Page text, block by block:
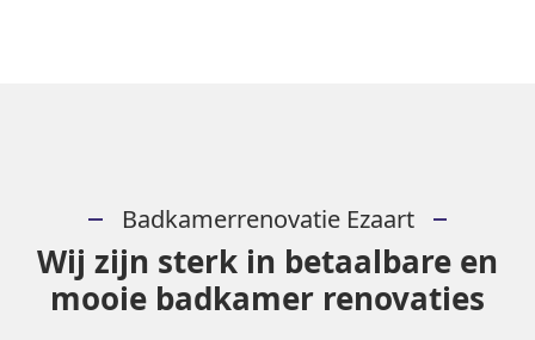
Badkamerrenovatie Ezaart
Wij zijn sterk in betaalbare en
mooie badkamer renovaties